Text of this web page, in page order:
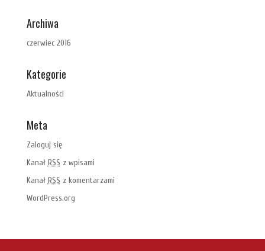
Archiwa
czerwiec 2016
Kategorie
Aktualności
Meta
Zaloguj się
Kanał RSS z wpisami
Kanał RSS z komentarzami
WordPress.org